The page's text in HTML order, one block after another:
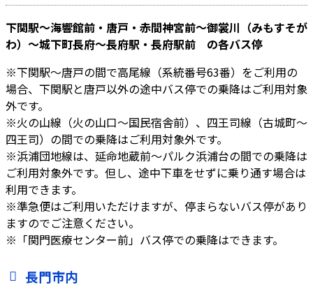
下関駅～海響館前・唐戸・赤間神宮前～御裳川（みもすそが
わ）～城下町長府～長府駅・長府駅前 の各バス停
※下関駅～唐戸の間で高尾線（系統番号63番）をご利用の
場合、下関駅と唐戸以外の途中バス停での乗降はご利用対象
外です。
※火の山線（火の山口～国民宿舎前）、四王司線（古城町～
四王司）の間での乗降はご利用対象外です。
※浜浦団地線は、延命地蔵前～パルク浜浦台の間での乗降は
ご利用対象外です。但し、途中下車をせずに乗り通す場合は
利用できます。
※準急便はご利用いただけますが、停まらないバス停があり
ますのでご注意ください。
※「関門医療センター前」バス停での乗降はできます。
長門市内